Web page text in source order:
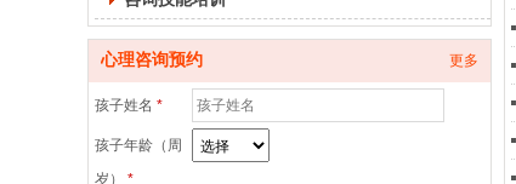
心理咨询预约 更多
孩子姓名 *
孩子年龄（周
岁） *